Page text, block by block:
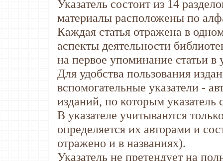
Указатель состоит из 14
материалы расположены по
Каждая статья отражена в
аспекты деятельности
на первое упоминание статьи в
Для удобства пользования
вспомогательные указатели -
изданий, по которым указатель
В указателе учитываются
определяется их авторами и
отражено и в названиях).
Указатель не претендует на